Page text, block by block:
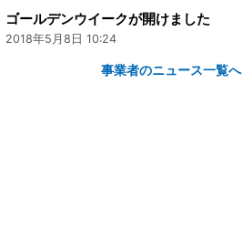
ゴールデンウイークが開けました
2018年5月8日 10:24
事業者のニュース一覧へ